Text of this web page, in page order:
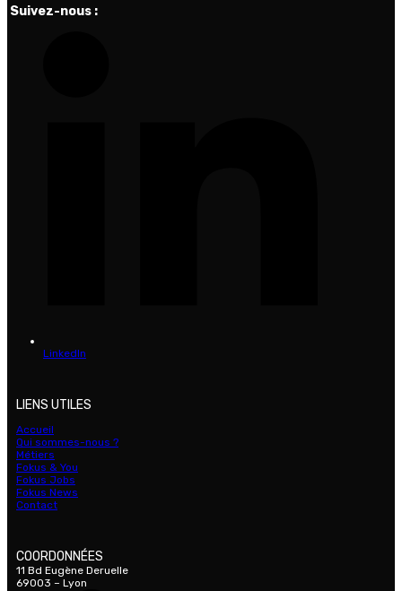
Suivez-nous :
LinkedIn
LIENS UTILES
Accueil
Qui sommes-nous ?
Métiers
Fokus & You
Fokus Jobs
Fokus News
Contact
COORDONNÉES
11 Bd Eugène Deruelle
69003 – Lyon